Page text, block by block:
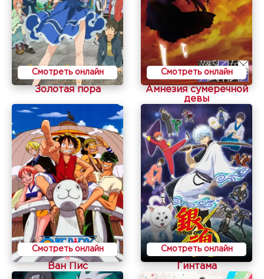
Смотреть онлайн
Золотая пора
Смотреть онлайн
Амнезия сумеречной
девы
Смотреть онлайн
Ван Пис
Смотреть онлайн
Гинтама